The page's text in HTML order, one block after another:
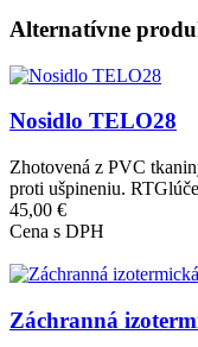
Alternatívne
Obrázok
Nosidlo TELO28
Zhotovená z PVC
proti ušpineniu.
45,00 €
Cena s DPH
Obrázok
Záchranná